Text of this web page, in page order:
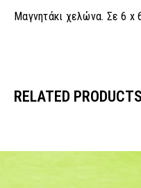
Μαγνητάκι χελώνα. Σε 6 x
RELATED PRODUCTS